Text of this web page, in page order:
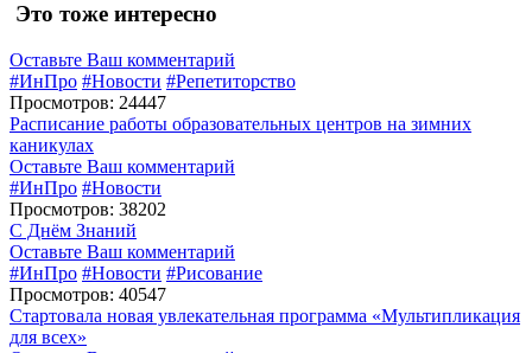
Это тоже интересно
Оставьте Ваш комментарий
#ИнПро #Новости #Репетиторство
Просмотров: 24447
Расписание работы образовательных центров на зимних
каникулах
Оставьте Ваш комментарий
#ИнПро #Новости
Просмотров: 38202
С Днём Знаний
Оставьте Ваш комментарий
#ИнПро #Новости #Рисование
Просмотров: 40547
Стартовала новая увлекательная программа «Мультипликация
для всех»